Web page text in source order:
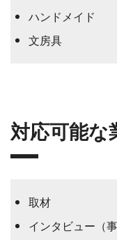
ハンドメイド
文房具
対応可能な
取材
インタビュー（